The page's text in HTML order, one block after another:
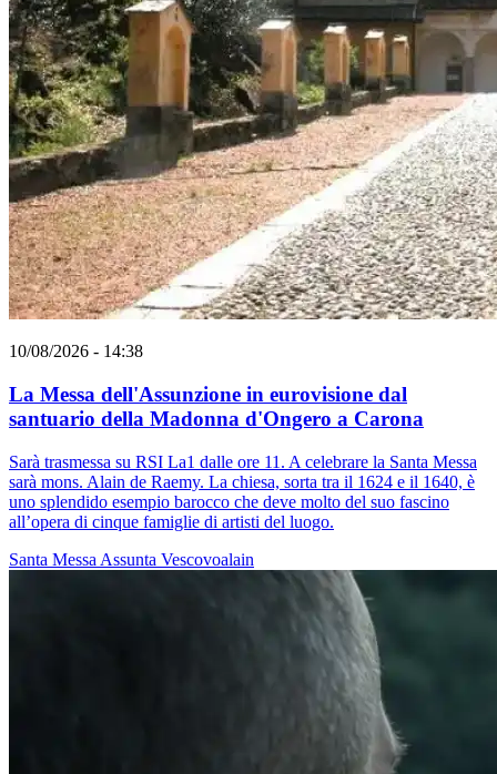
10/08/2026 - 14:38
La Messa dell'Assunzione in eurovisione dal
santuario della Madonna d'Ongero a Carona
Sarà trasmessa su RSI La1 dalle ore 11. A celebrare la Santa Messa
sarà mons. Alain de Raemy. La chiesa, sorta tra il 1624 e il 1640, è
uno splendido esempio barocco che deve molto del suo fascino
all’opera di cinque famiglie di artisti del luogo.
Santa Messa Assunta Vescovoalain